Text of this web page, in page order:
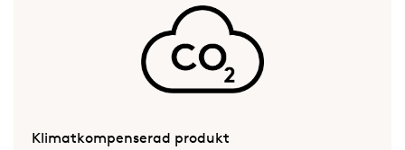
Klimatkompenserad produkt